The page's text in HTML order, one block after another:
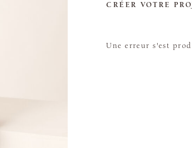
CRÉER VOTRE
Une erreur s'est